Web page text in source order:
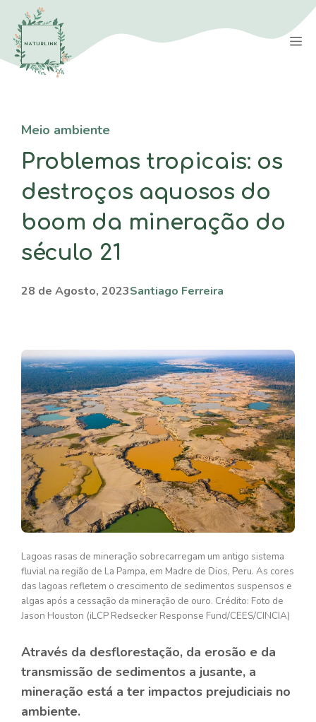
Saltar
para
conteúdo
Meio ambiente
Problemas tropicais: os
destroços aquosos do
boom da mineração do
século 21
28 de Agosto, 2023Santiago Ferreira
Lagoas rasas de mineração sobrecarregam um antigo sistema
fluvial na região de La Pampa, em Madre de Dios, Peru. As cores
das lagoas refletem o crescimento de sedimentos suspensos e
algas após a cessação da mineração de ouro. Crédito: Foto de
Jason Houston (iLCP Redsecker Response Fund/CEES/CINCIA)
Através da desflorestação, da erosão e da
transmissão de sedimentos a jusante, a
mineração está a ter impactos prejudiciais no
ambiente.